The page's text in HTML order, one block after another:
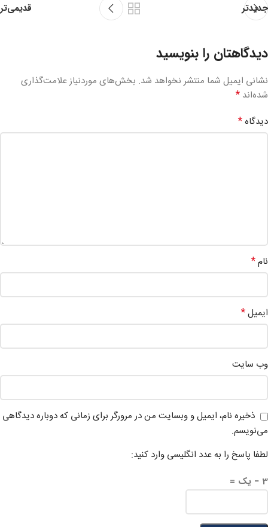
جدیدتر قدیمی‌تر
دیدگاهتان را بنویسید
نشانی ایمیل شما منتشر نخواهد شد. بخش‌های موردنیاز علامت‌گذاری
شده‌اند *
دیدگاه*
نام*
ایمیل*
وب‌ سایت
ذخیره نام، ایمیل و وبسایت من در مرورگر برای زمانی که دوباره دیدگاهی
می‌نویسم.
لطفا پاسخ را به عدد انگلیسی وارد کنید:
3 − یک =